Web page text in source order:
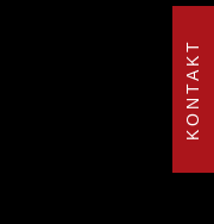
KONTAKT